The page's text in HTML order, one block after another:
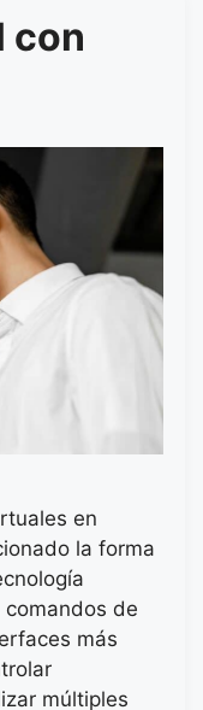
con
en
la forma
de
más
múltiples